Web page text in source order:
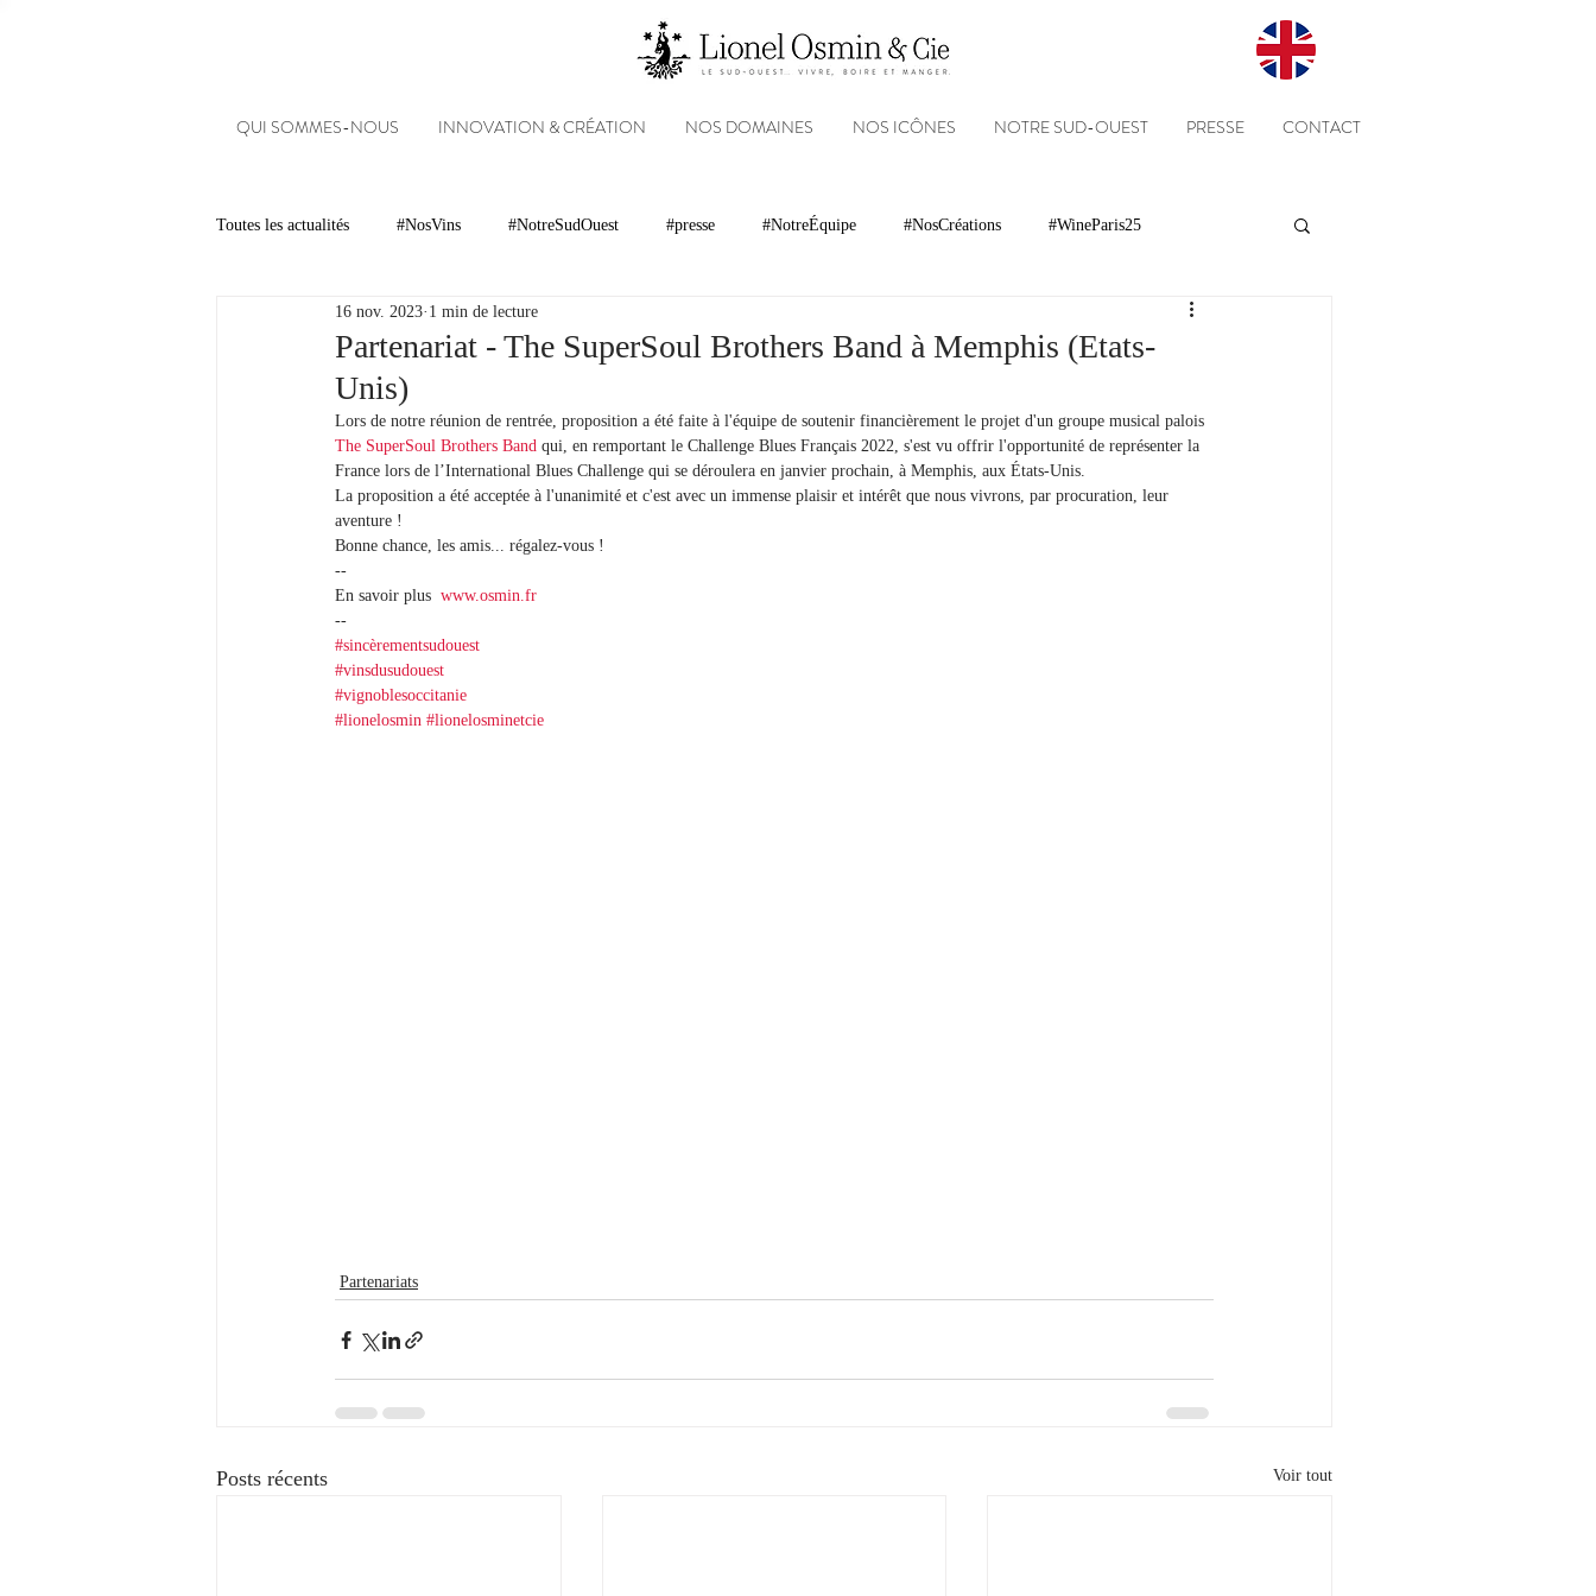
QUI SOMMES-NOUS INNOVATION & CRÉATION NOS DOMAINES NOS ICÔNES NOTRE SUD-OUEST PRESSE CONTACT
Toutes les actualités #NosVins #NotreSudOuest #presse #NotreÉquipe #NosCréations #WineParis25
Chambre d’Amour Vins Armagnacs Clients
Dégustations Evénements Réseaux sociaux Patrimoine Appellations Récompenses Equipe Cépages
#NosDomaines
Partenariat - The SuperSoul Brothers Band à Memphis (Etats-
Unis)
16 nov. 2023 1 min de lecture
Lors de notre réunion de rentrée, proposition a été faite à l'équipe de soutenir financièrement le projet d'un groupe musical palois
The SuperSoul Brothers Band qui, en remportant le Challenge Blues Français 2022, s'est vu offrir l'opportunité de représenter la
France lors de l’International Blues Challenge qui se déroulera en janvier prochain, à Memphis, aux États-Unis.
La proposition a été acceptée à l'unanimité et c'est avec un immense plaisir et intérêt que nous vivrons, par procuration, leur
aventure !
Bonne chance, les amis... régalez-vous !
--
En savoir plus www.osmin.fr
--
#sincèrementsudouest
#vinsdusudouest
#vignoblesoccitanie
#lionelosmin #lionelosminetcie
Partenariats
Posts récents Voir tout